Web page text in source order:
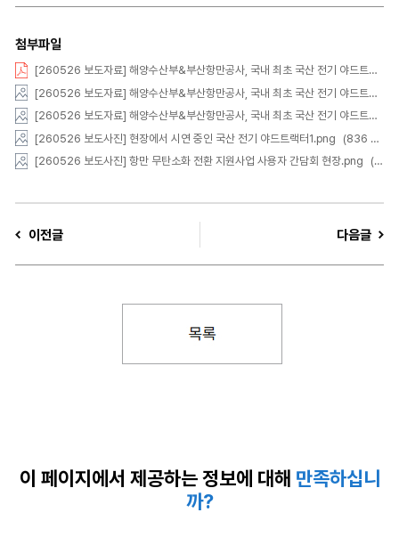
첨부파일
[260526 보도자료] 해양수산부&부산항만공사, 국내 최초 국산 전기 야드트랙터 운영 성과 공개.pdf
[260526 보도자료] 해양수산부&부산항만공사, 국내 최초 국산 전기 야드트랙터 운영 성과 공개_1.jpg
[260526 보도자료] 해양수산부&부산항만공사, 국내 최초 국산 전기 야드트랙터 운영 성과 공개_2.jpg
[260526 보도사진] 현장에서 시연 중인 국산 전기 야드트랙터1.png
(836 kb)
[260526 보도사진] 항만 무탄소화 전환 지원사업 사용자 간담회 현장.png
(856 kb)
이전글 다음글
이 페이지에서 제공하는정보에 대해 만족하십니
까?